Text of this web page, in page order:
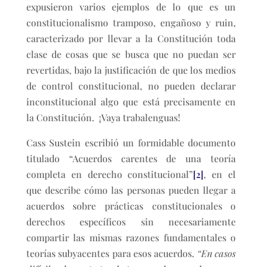
expusieron varios ejemplos de lo que es un
constitucionalismo tramposo, engañoso y ruin,
caracterizado por llevar a la Constitución toda
clase de cosas que se busca que no puedan ser
revertidas, bajo la justificación de que los medios
de control constitucional, no pueden declarar
inconstitucional algo que está precisamente en
la Constitución. ¡Vaya trabalenguas!
Cass Sustein escribió un formidable documento
titulado “Acuerdos carentes de una teoría
completa en derecho constitucional”[2], en el
que describe cómo las personas pueden llegar a
acuerdos sobre prácticas constitucionales o
derechos específicos sin necesariamente
compartir las mismas razones fundamentales o
teorías subyacentes para esos acuerdos. “En casos